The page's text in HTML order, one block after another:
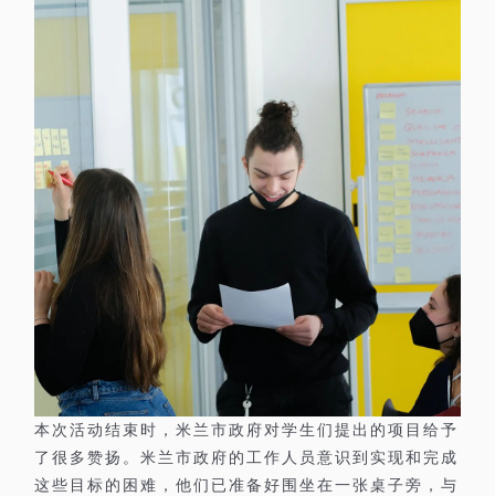
本次活动结束时，米兰市政府对学生们提出的项目给予
了很多赞扬。米兰市政府的工作人员意识到实现和完成
这些目标的困难，他们已准备好围坐在一张桌子旁，与